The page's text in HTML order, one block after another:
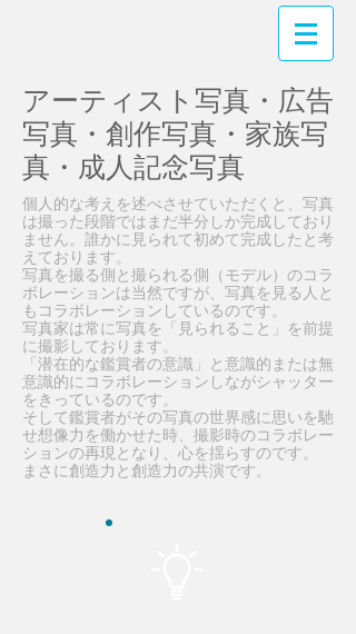
アーティスト写真・広告
写真・創作写真・家族写
真・成人記念写真
個人的な考えを述べさせていただくと、写真
は撮った段階ではまだ半分しか完成しており
ません。誰かに見られて初めて完成したと考
えております。
写真を撮る側と撮られる側（モデル）のコラ
ボレーションは当然ですが、写真を見る人と
もコラボレーションしているのです。
写真家は常に写真を「見られること」を前提
に撮影しております。
「潜在的な鑑賞者の意識」と意識的または無
意識的にコラボレーションしながシャッター
をきっているのです。
そして鑑賞者がその写真の世界感に思いを馳
せ想像力を働かせた時、撮影時のコラボレー
ションの再現となり、心を揺らすのです。
まさに創造力と創造力の共演です。